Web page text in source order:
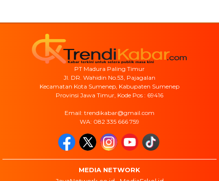
PT Madura Paling Timur
Jl. DR. Wahidin No.53, Pajagalan
Kecamatan Kota Sumenep, Kabupaten Sumenep
Provinsi Jawa Timur, Kode Pos : 69416
Email: trendikabar@gmail.com
WA: 082 335 666 759
MEDIA NETWORK